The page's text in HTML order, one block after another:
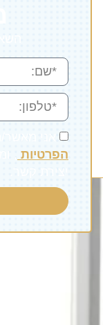
אני
הפרטיות ,
יצירת קשר.